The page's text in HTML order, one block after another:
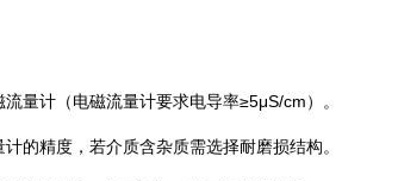
量计（电磁流量计要求电导率≥5μS/cm）。‌
的精度，若介质含杂质需选择耐磨损结构。